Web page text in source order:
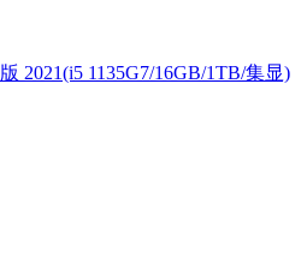
2021(i5 1135G7/16GB/1TB/集显)